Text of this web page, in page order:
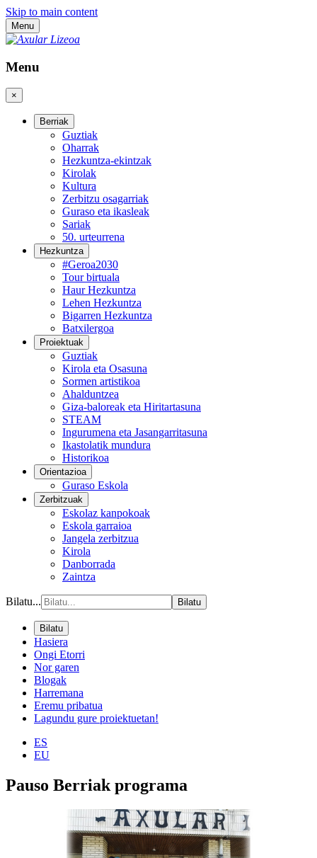
Skip to main content
Menu
Menu
×
Berriak
Guztiak
Oharrak
Hezkuntza-ekintzak
Kirolak
Kultura
Zerbitzu osagarriak
Guraso eta ikasleak
Sariak
50. urteurrena
Hezkuntza
#Geroa2030
Tour birtuala
Haur Hezkuntza
Lehen Hezkuntza
Bigarren Hezkuntza
Batxilergoa
Proiektuak
Guztiak
Kirola eta Osasuna
Sormen artistikoa
Ahalduntzea
Giza-baloreak eta Hiritartasuna
STEAM
Ingurumena eta Jasangarritasuna
Ikastolatik mundura
Historikoa
Orientazioa
Guraso Eskola
Zerbitzuak
Eskolaz kanpokoak
Eskola garraioa
Jangela zerbitzua
Kirola
Danborrada
Zaintza
Bilatu... Bilatu
Bilatu
Hasiera
Ongi Etorri
Nor garen
Blogak
Harremana
Eremu pribatua
Lagundu gure proiektuetan!
ES
EU
Pauso Berriak programa